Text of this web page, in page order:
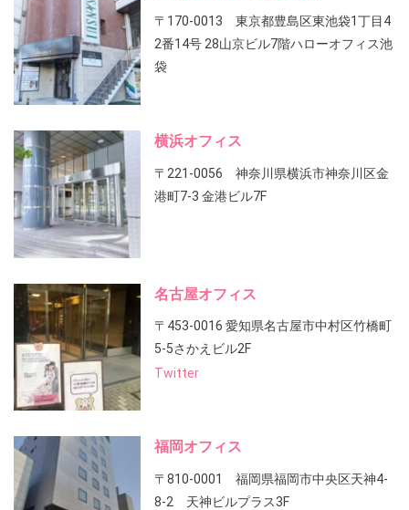
〒170-0013 東京都豊島区東池袋1丁目4
2番14号 28山京ビル7階ハローオフィス池
袋
横浜オフィス
〒221-0056 神奈川県横浜市神奈川区金
港町7-3 金港ビル7F
名古屋オフィス
〒453-0016 愛知県名古屋市中村区竹橋町
5-5さかえビル2F
Twitter
福岡オフィス
〒810-0001 福岡県福岡市中央区天神4-
8-2 天神ビルプラス3F